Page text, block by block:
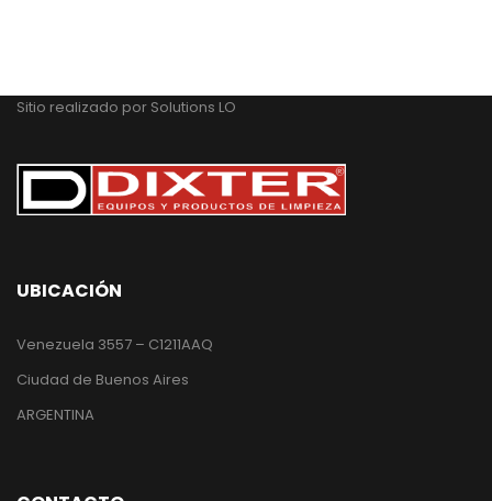
Sitio realizado por Solutions LO
UBICACIÓN
Venezuela 3557 – C1211AAQ
Ciudad de Buenos Aires
ARGENTINA